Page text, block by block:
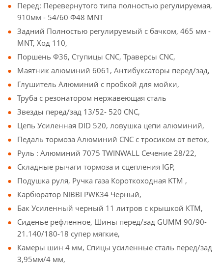
Перед: Перевернутого типа полностью регулируемая,
910мм - 54/60 Ф48 MNT
Задний Полностью регулируемый с бачком, 465 мм -
MNT, Ход 110,
Поршень Ф36, Ступицы CNC, Траверсы CNC,
Маятник алюминий 6061, Антибуксаторы перед/зад,
Глушитель Алюминий с пробкой для мойки,
Труба с резонатором нержавеющая сталь
Звезды перед/зад 13/52- 520 СNC,
Цепь Усиленная DID 520, ловушка цепи алюминий,
Педаль тормоза Алюминий CNC c тросиком от веток,
Руль : Алюминий 7075 TWINWALL Сечение 28/22,
Складные рычаги тормоза и сцепления IGP,
Подушка руля, Ручка газа Короткоходная KTM ,
Карбюратор NIBBI PWK34 Черный,
Бак Усиленный черный 11 литров с крышкой КТМ,
Сиденье рефленное, Шины перед/зад GUMM 90/90-
21.140/180-18 супер мягкие,
Камеры шин 4 мм, Спицы усиленные сталь перед/зад
3,95мм/4 мм,